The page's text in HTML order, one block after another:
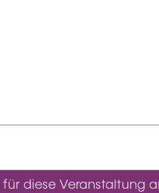
für diese Veranstaltung